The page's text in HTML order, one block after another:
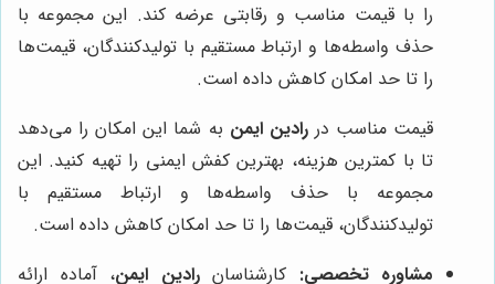
را با قیمت مناسب و رقابتی عرضه کند. این مجموعه با
حذف واسطه‌ها و ارتباط مستقیم با تولیدکنندگان، قیمت‌ها
را تا حد امکان کاهش داده است.
قیمت مناسب دررادین ایمن به شما این امکان را می‌دهد
تا با کمترین هزینه، بهترین کفش ایمنی را تهیه کنید. این
مجموعه با حذف واسطه‌ها و ارتباط مستقیم با
تولیدکنندگان، قیمت‌ها را تا حد امکان کاهش داده است.
مشاوره تخصصی: کارشناسانرادین ایمن، آماده ارائه